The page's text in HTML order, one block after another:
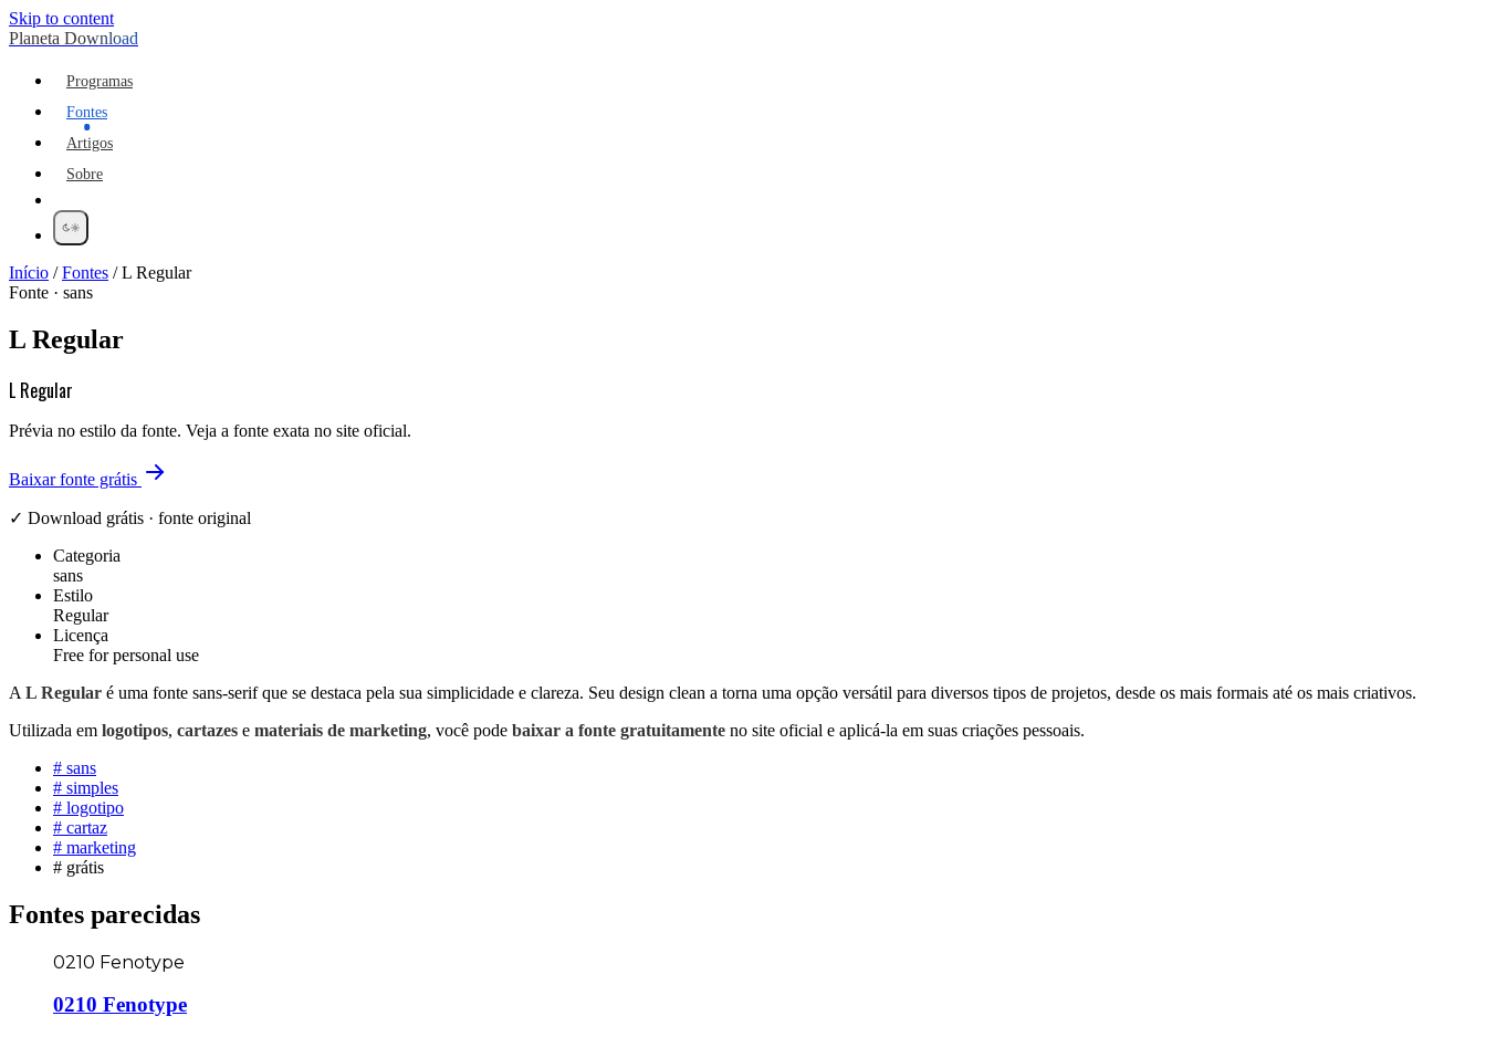
Skip to content
Planeta Download
Programas
Fontes
Artigos
Sobre
Início /Fontes /L Regular
Fonte · sans
L Regular
L Regular
Prévia no estilo da fonte. Veja a fonte exata no site oficial.
Baixar fonte grátis
✓ Download grátis · fonte original
Categoria
sans
Estilo
Regular
Licença
Free for personal use
A L Regular é uma fonte sans-serif que se destaca pela sua simplicidade e clareza. Seu design clean a torna uma opção versátil para diversos tipos de projetos, desde os mais formais até os mais criativos.
Utilizada em logotipos, cartazes e materiais de marketing, você pode baixar a fonte gratuitamente no site oficial e aplicá-la em suas criações pessoais.
# sans
# simples
# logotipo
# cartaz
# marketing
# grátis
Fontes parecidas
0210 Fenotype
0210 Fenotype